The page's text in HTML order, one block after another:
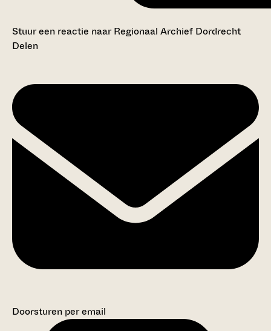
Stuur een reactie naar Regionaal Archief Dordrecht
Delen
Doorsturen per email